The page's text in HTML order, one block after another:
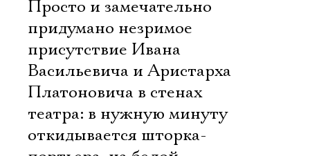
Просто и замечательно
придумано незримое
присутствие Ивана
Васильевича и Аристарха
Платоновича в стенах
театра: в нужную минуту
откидывается шторка-